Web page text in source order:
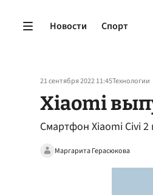
Новости Спорт
21 сентября 2022 11:45Технологии
Xiaomi
Смартфон Xiaomi Civi 2
Маргарита Герасюкова